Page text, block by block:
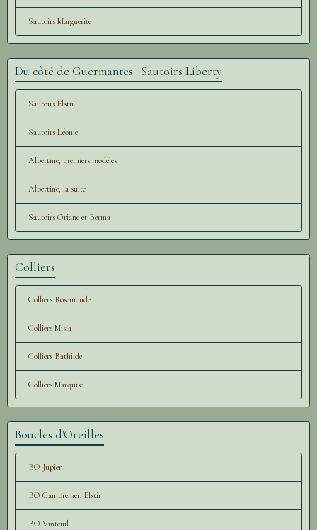
Sautoirs Marguerite
Du côté de Guermantes : Sautoirs Liberty
Sautoirs Elstir
Sautoirs Léonie
Albertine, premiers modèles
Albertine, la suite
Sautoirs Oriane et Berma
Colliers
Colliers Rosemonde
Colliers Misia
Colliers Bathilde
Colliers Marquise
Boucles d'Oreilles
BO Jupien
BO Cambremer, Elstir
BO Vinteuil